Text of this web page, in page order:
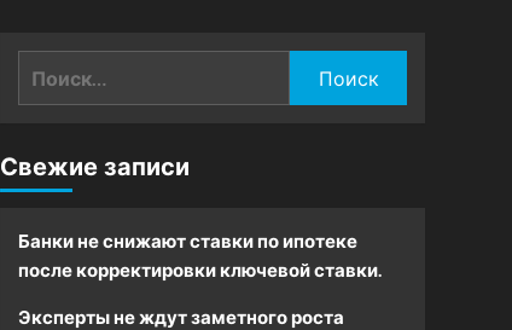
Свежие записи
Банки не снижают ставки по ипотеке
после корректировки ключевой ставки.
Эксперты не ждут заметного роста